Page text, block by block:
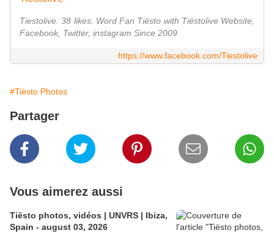
Tiestolive. 38 likes. Word Fan Tiësto with Tiëstolive Website,
Facebook, Twitter, instagram Since 2009
https://www.facebook.com/Tiestolive
#Tiësto Photos
Partager
Vous aimerez aussi
Tiësto photos, vidéos | UNVRS | Ibiza,
Spain - august 03, 2026